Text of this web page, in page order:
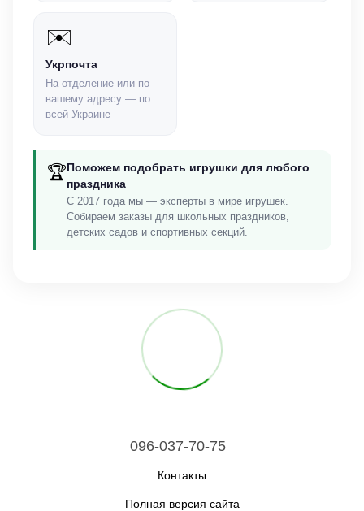
✉️
Укрпочта
На отделение или по
вашему адресу — по
всей Украине
🏆Поможем подобрать игрушки для любого
праздника
С 2017 года мы — эксперты в мире игрушек.
Собираем заказы для школьных праздников,
детских садов и спортивных секций.
096-037-70-75
Контакты
Полная версия сайта